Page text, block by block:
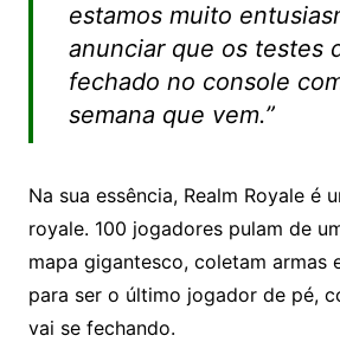
estamos muito
anunciar que os testes
fechado no console
semana que vem.”
Na sua essência, Realm Royale é
royale. 100 jogadores pulam de
mapa gigantesco, coletam armas
para ser o último jogador de pé,
vai se fechando.